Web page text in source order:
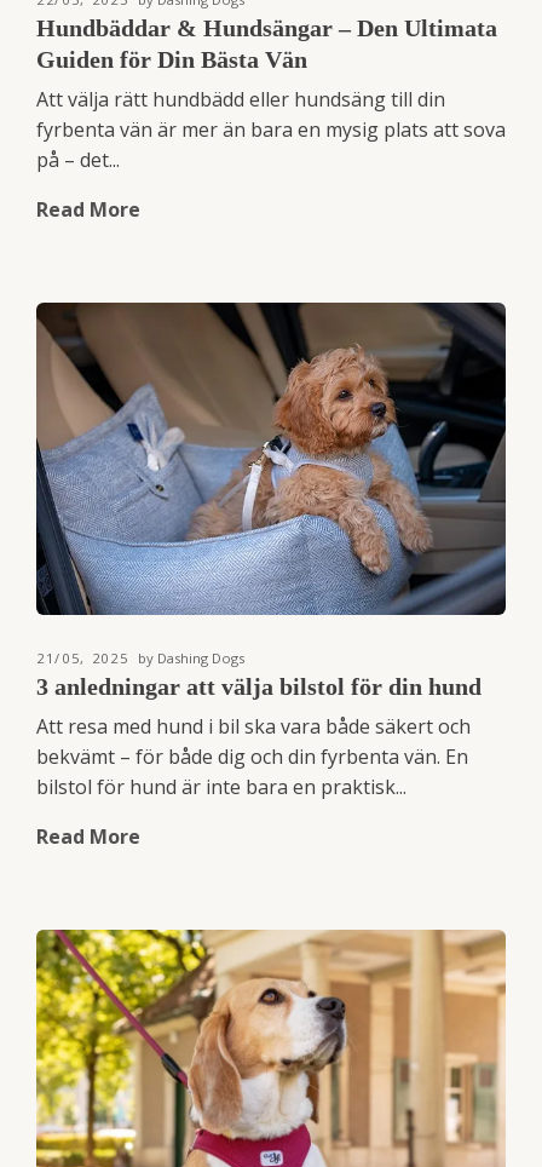
Hundbäddar & Hundsängar – Den Ultimata
Guiden för Din Bästa Vän
Att välja rätt hundbädd eller hundsäng till din
fyrbenta vän är mer än bara en mysig plats att sova
på – det...
Read More
21/05, 2025 by Dashing Dogs
3 anledningar att välja bilstol för din hund
Att resa med hund i bil ska vara både säkert och
bekvämt – för både dig och din fyrbenta vän. En
bilstol för hund är inte bara en praktisk...
Read More